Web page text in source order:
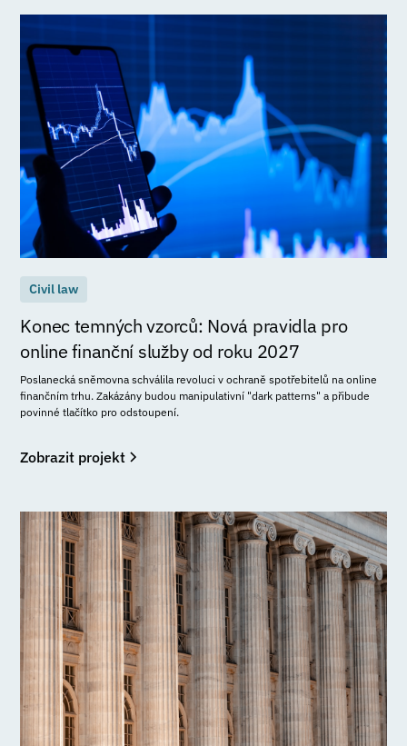
Civil law
Konec temných vzorců: Nová pravidla pro
online finanční služby od roku 2027
Poslanecká sněmovna schválila revoluci v ochraně spotřebitelů na online
finančním trhu. Zakázány budou manipulativní "dark patterns" a přibude
povinné tlačítko pro odstoupení.
Zobrazit projekt